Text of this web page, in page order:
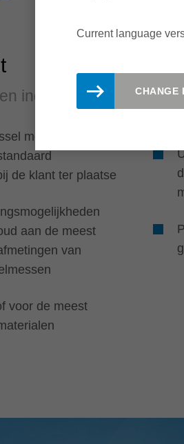
individueel
mogelijk door
de klant ter plaatse
aan de meest
van
voor de meest
Current language
CHANGE